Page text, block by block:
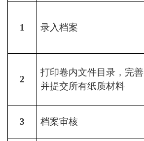
1 录入档案
2
打印卷内文件目录，完善
并提交所有纸质材料
3 档案审核